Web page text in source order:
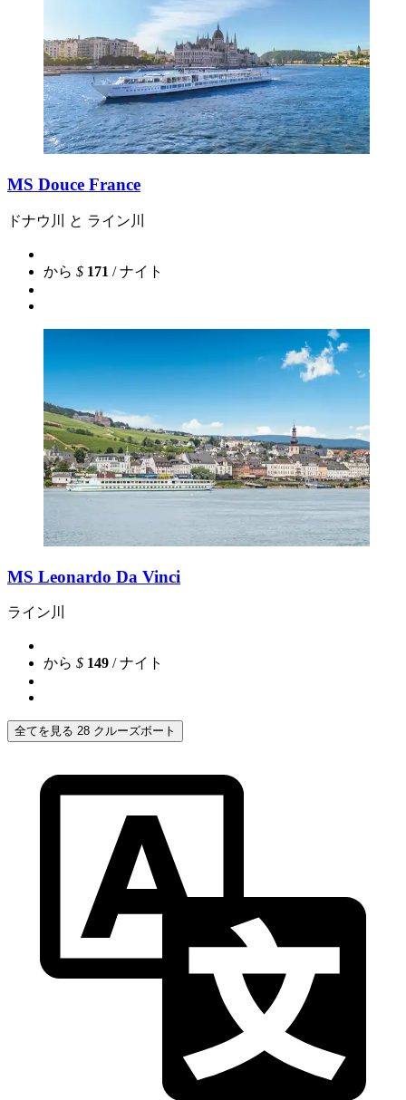
MS Douce France
ドナウ川 と ライン川
から $ 171 / ナイト
MS Leonardo Da Vinci
ライン川
から $ 149 / ナイト
全てを見る 28 クルーズボート